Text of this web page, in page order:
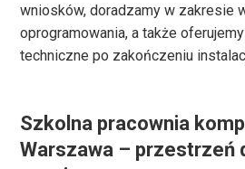
wniosków, doradzamy w zakresie
oprogramowania, a także
techniczne po zakończeniu
Szkolna pracownia
Warszawa – przestrzeń